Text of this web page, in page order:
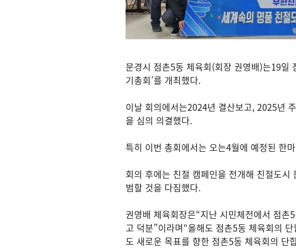
문경시 점촌5동 체육회(회장 권영배)는19일
기총회’를 개최했다.
이날 회의에서는2024년 결산보고, 2025년
을 심의 의결했다.
특히 이번 총회에서는 오는4월에 예정된 한
회의 후에는 친절 캠페인을 전개해 친절도
범할 것을 다짐했다.
권영배 체육회장은“지난 시민체전에서 점촌5
고 덕분”이라며“올해도 점촌5동 체육회의
도 새로운 목표를 향한 점촌5동 체육회의 단